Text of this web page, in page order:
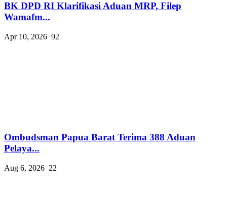
BK DPD RI Klarifikasi Aduan MRP, Filep
Wamafm...
Apr 10, 2026 92
Ombudsman Papua Barat Terima 388 Aduan
Pelaya...
Aug 6, 2026 22